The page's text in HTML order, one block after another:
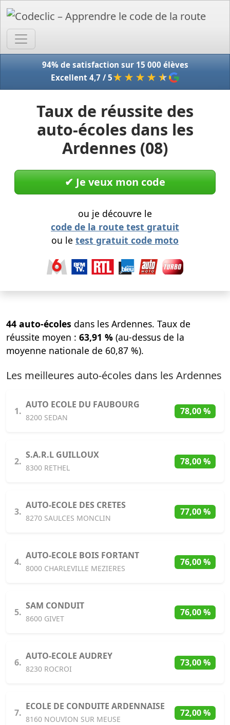
94% de satisfaction sur 15 000 élèves
Excellent 4,7 / 5★★★★ ★
Taux de réussite des
auto-écoles dans les
Ardennes (08)
✔︎ Je veux mon code
ou je découvre le
code de la route test gratuit
ou le test gratuit code moto
44 auto-écoles dans les Ardennes. Taux de
réussite moyen : 63,91 % (au-dessus de la
moyenne nationale de 60,87 %).
Les meilleures auto-écoles dans les Ardennes
1.
AUTO ECOLE DU FAUBOURG
8200 SEDAN
78,00 %
2.
S.A.R.L GUILLOUX
8300 RETHEL
78,00 %
3.
AUTO-ECOLE DES CRETES
8270 SAULCES MONCLIN
77,00 %
4.
AUTO-ECOLE BOIS FORTANT
8000 CHARLEVILLE MEZIERES
76,00 %
5.
SAM CONDUIT
8600 GIVET
76,00 %
6.
AUTO-ECOLE AUDREY
8230 ROCROI
73,00 %
7.
ECOLE DE CONDUITE ARDENNAISE
8160 NOUVION SUR MEUSE
72,00 %